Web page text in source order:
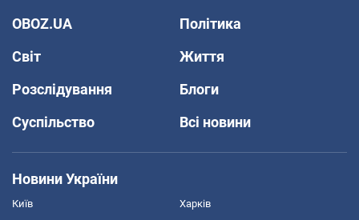
OBOZ.UA
Політика
Світ
Життя
Розслідування
Блоги
Суспільство
Всі новини
Новини України
Київ Харків